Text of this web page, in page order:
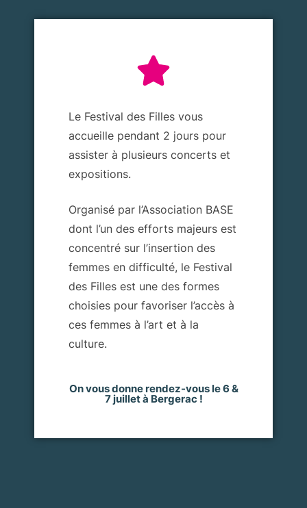
Le Festival des Filles vous
accueille pendant 2 jours pour
assister à plusieurs concerts et
expositions.
Organisé par l’Association BASE
dont l’un des efforts majeurs est
concentré sur l’insertion des
femmes en difficulté, le Festival
des Filles est une des formes
choisies pour favoriser l’accès à
ces femmes à l’art et à la
culture.
On vous donne rendez-vous le 6 &
7 juillet à Bergerac !